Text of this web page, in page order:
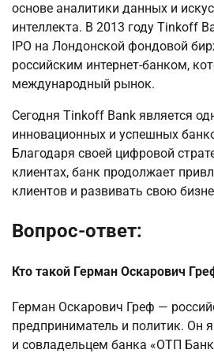
основе аналитики данных и
интеллекта. В 2013 году Tinkoff
IPO на Лондонской фондовой
российским интернет-банком,
международный рынок.
Сегодня Tinkoff Bank является
инновационных и успешных
Благодаря своей цифровой
клиентах, банк продолжает
клиентов и развивать свою
Вопрос-ответ:
Кто такой Герман Оскарович
Герман Оскарович Греф —
предприниматель и политик. Он
и совладельцем банка «ОТП